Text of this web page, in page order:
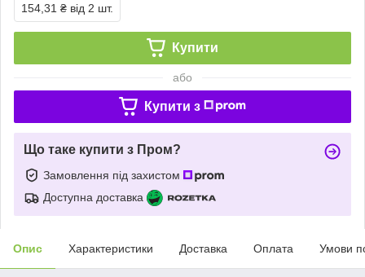
154,31 ₴ від 2 шт.
Купити
або
Купити з
Що таке купити з Пром?
Замовлення під захистом
Доступна доставка
Опис Характеристики Доставка Оплата Умови